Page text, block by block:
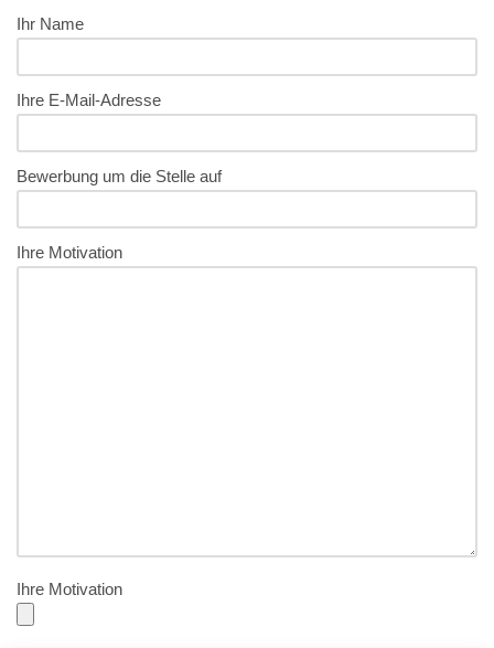
Ihr Name
Ihre E-Mail-Adresse
Bewerbung um die Stelle auf
Ihre Motivation
Ihre Motivation